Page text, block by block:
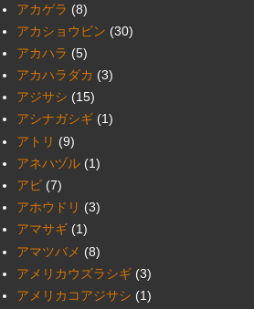
アカゲラ (8)
アカショウビン (30)
アカハラ (5)
アカハラダカ (3)
アジサシ (15)
アシナガシギ (1)
アトリ (9)
アネハヅル (1)
アビ (7)
アホウドリ (3)
アマサギ (1)
アマツバメ (8)
アメリカウズラシギ (3)
アメリカコアジサシ (1)